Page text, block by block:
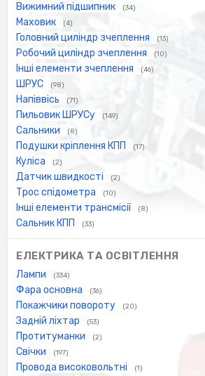
Вижимний підшипник (34)
Маховик (4)
Головний циліндр зчеплення (13)
Робочий циліндр зчеплення (10)
Інші елементи зчеплення (46)
ШРУС (98)
Напіввісь (71)
Пильовик ШРУСу (149)
Сальники (8)
Подушки кріплення КПП (17)
Куліса (2)
Датчик швидкості (2)
Трос спідометра (10)
Інші елементи трансмісії (8)
Сальник КПП (33)
ЕЛЕКТРИКА ТА ОСВІТЛЕННЯ
Лампи (334)
Фара основна (36)
Покажчики повороту (20)
Задній ліхтар (53)
Протитуманки (2)
Свічки (197)
Провода високовольтні (1)